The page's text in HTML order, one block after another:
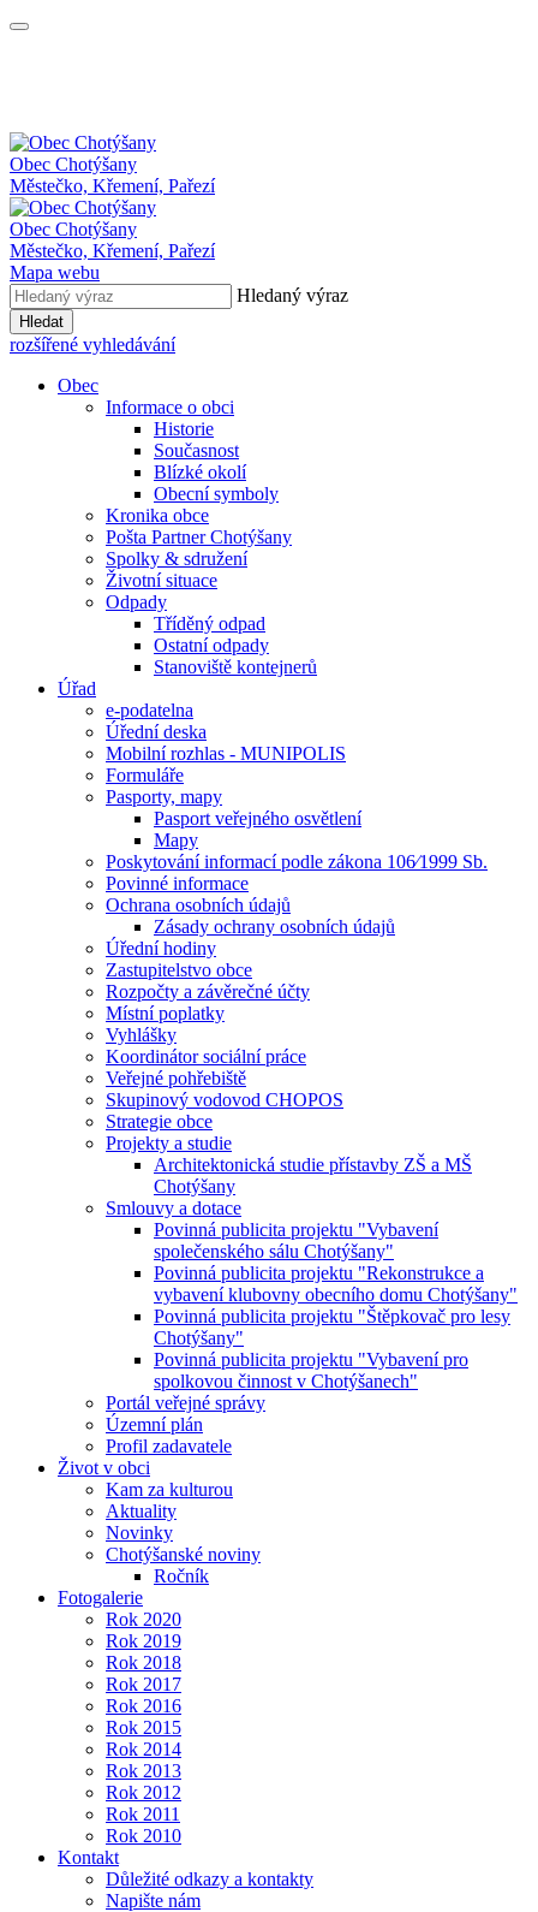
Obec Chotýšany
Městečko, Křemení, Pařezí
Obec Chotýšany
Městečko, Křemení, Pařezí
Mapa webu
Hledaný výraz
Hledat
rozšířené vyhledávání
Obec
Informace o obci
Historie
Současnost
Blízké okolí
Obecní symboly
Kronika obce
Pošta Partner Chotýšany
Spolky & sdružení
Životní situace
Odpady
Tříděný odpad
Ostatní odpady
Stanoviště kontejnerů
Úřad
e-podatelna
Úřední deska
Mobilní rozhlas - MUNIPOLIS
Formuláře
Pasporty, mapy
Pasport veřejného osvětlení
Mapy
Poskytování informací podle zákona 106⁄1999 Sb.
Povinné informace
Ochrana osobních údajů
Zásady ochrany osobních údajů
Úřední hodiny
Zastupitelstvo obce
Rozpočty a závěrečné účty
Místní poplatky
Vyhlášky
Koordinátor sociální práce
Veřejné pohřebiště
Skupinový vodovod CHOPOS
Strategie obce
Projekty a studie
Architektonická studie přístavby ZŠ a MŠ
Chotýšany
Smlouvy a dotace
Povinná publicita projektu "Vybavení
společenského sálu Chotýšany"
Povinná publicita projektu "Rekonstrukce a
vybavení klubovny obecního domu Chotýšany"
Povinná publicita projektu "Štěpkovač pro lesy
Chotýšany"
Povinná publicita projektu "Vybavení pro
spolkovou činnost v Chotýšanech"
Portál veřejné správy
Územní plán
Profil zadavatele
Život v obci
Kam za kulturou
Aktuality
Novinky
Chotýšanské noviny
Ročník
Fotogalerie
Rok 2020
Rok 2019
Rok 2018
Rok 2017
Rok 2016
Rok 2015
Rok 2014
Rok 2013
Rok 2012
Rok 2011
Rok 2010
Kontakt
Důležité odkazy a kontakty
Napište nám